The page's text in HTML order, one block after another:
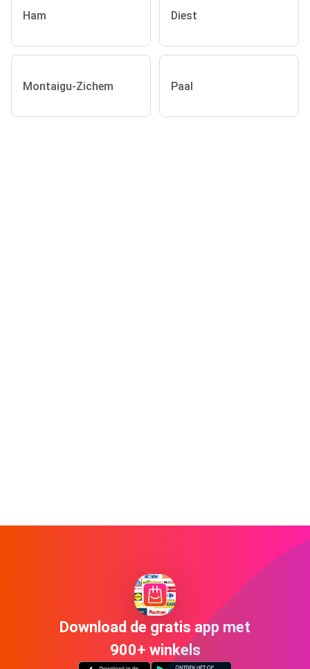
Ham Diest
Montaigu-Zichem Paal
Download de gratis app met
900+ winkels